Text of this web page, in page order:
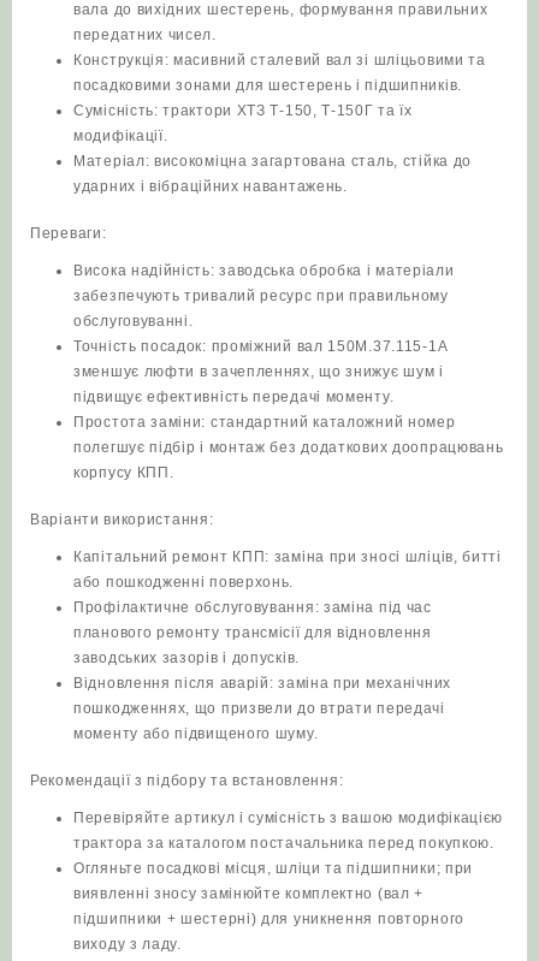
вала до вихідних шестерень, формування правильних
передатних чисел.
Конструкція: масивний сталевий вал зі шліцьовими та
посадковими зонами для шестерень і підшипників.
Сумісність: трактори ХТЗ Т‑150, Т‑150Г та їх
модифікації.
Матеріал: високоміцна загартована сталь, стійка до
ударних і вібраційних навантажень.
Переваги:
Висока надійність: заводська обробка і матеріали
забезпечують тривалий ресурс при правильному
обслуговуванні.
Точність посадок: проміжний вал 150М.37.115-1А
зменшує люфти в зачепленнях, що знижує шум і
підвищує ефективність передачі моменту.
Простота заміни: стандартний каталожний номер
полегшує підбір і монтаж без додаткових доопрацювань
корпусу КПП.
Варіанти використання:
Капітальний ремонт КПП: заміна при зносі шліців, битті
або пошкодженні поверхонь.
Профілактичне обслуговування: заміна під час
планового ремонту трансмісії для відновлення
заводських зазорів і допусків.
Відновлення після аварій: заміна при механічних
пошкодженнях, що призвели до втрати передачі
моменту або підвищеного шуму.
Рекомендації з підбору та встановлення:
Перевіряйте артикул і сумісність з вашою модифікацією
трактора за каталогом постачальника перед покупкою.
Огляньте посадкові місця, шліци та підшипники; при
виявленні зносу замінюйте комплектно (вал +
підшипники + шестерні) для уникнення повторного
виходу з ладу.